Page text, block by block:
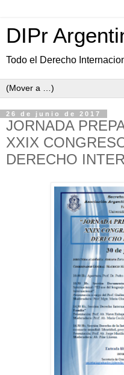
DIPr
Todo el Derecho
26 de junio de 2017
JORNADA
XXIX
DERECHO